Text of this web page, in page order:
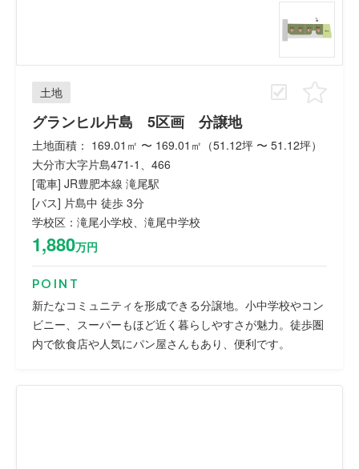
土地
グランヒル片島 5区画 分譲地
土地面積： 169.01㎡ 〜 169.01㎡（51.12坪 〜 51.12坪）
大分市大字片島471-1、466
[電車] JR豊肥本線 滝尾駅
[バス] 片島中 徒歩 3分
学校区：滝尾小学校、滝尾中学校
1,880万円
POINT
新たなコミュニティを形成できる分譲地。小中学校やコン
ビニー、スーパーもほど近く暮らしやすさが魅力。徒歩圏
内で飲食店や人気にパン屋さんもあり、便利です。